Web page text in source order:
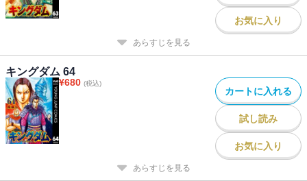
お気に入り
あらすじを見る
キングダム 64
¥680 (税込)
カートに入れる
試し読み
お気に入り
あらすじを見る